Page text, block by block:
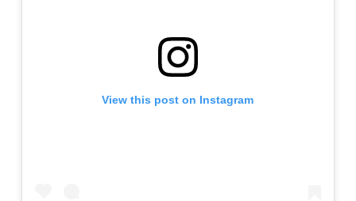
View this post on Instagram